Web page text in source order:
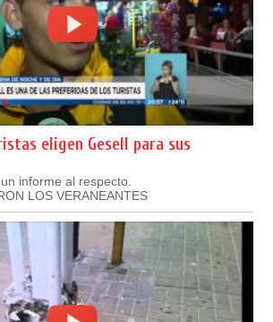
eligen Gesell para sus
informe al respecto.
LOS VERANEANTES